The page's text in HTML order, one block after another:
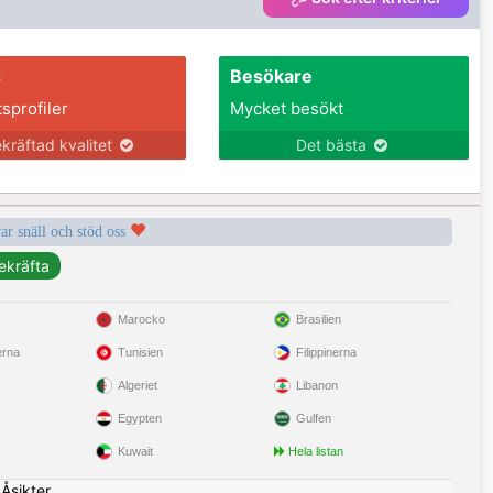
kvalitet
Besökare
Mycket besökt
Det bästa
snäll och stöd oss
Marocko
Tunisien
Algeriet
Egypten
Kuwait
Brasilien
Filippinerna
Libanon
Gulfen
Hela listan